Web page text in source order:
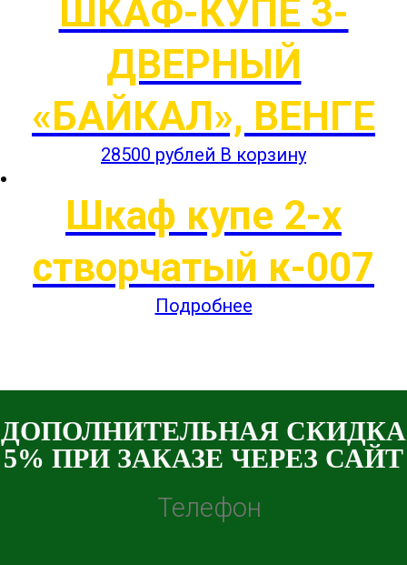
ШКАФ-КУПЕ 3-
ДВЕРНЫЙ
«БАЙКАЛ», ВЕНГЕ
28500 рублей В корзину
Шкаф купе 2-х
створчатый к-007
Подробнее
ДОПОЛНИТЕЛЬНАЯ СКИДКА
5% ПРИ ЗАКАЗЕ ЧЕРЕЗ САЙТ